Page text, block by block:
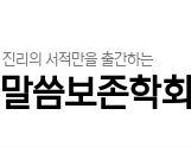
진리의 서적만을 출간하는
말씀보존학회